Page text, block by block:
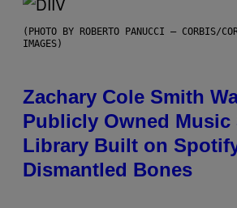
(PHOTO BY ROBERTO PANUCCI – CORBIS/
IMAGES)
Zachary Cole Smith
Publicly Owned Music
Library Built on
Dismantled Bones